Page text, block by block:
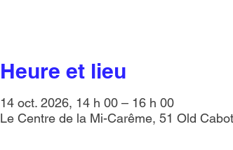
Heure et lieu
14 oct. 2026, 14 h 00 – 16 h 00
Le Centre de la Mi-Carême, 51 Old